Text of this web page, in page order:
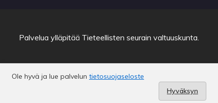
Ole hyvä ja lue palvelun tietosuojaseloste
Hyväksyn
Palvelua ylläpitää Tieteellisten seurain valtuuskunta.